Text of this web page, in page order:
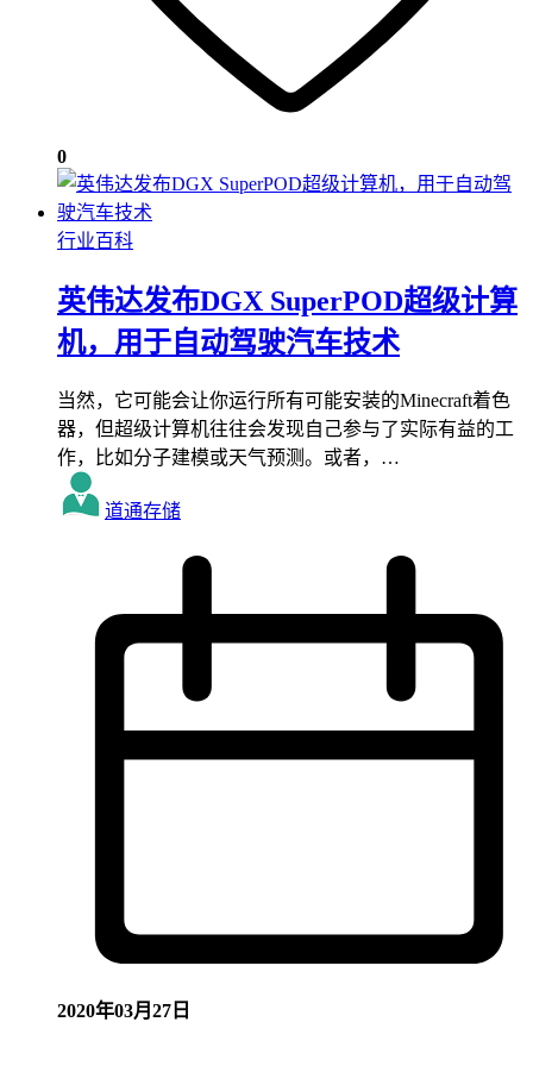
0
行业百科
英伟达发布DGX SuperPOD超级计算
机，用于自动驾驶汽车技术
当然，它可能会让你运行所有可能安装的Minecraft着色
器，但超级计算机往往会发现自己参与了实际有益的工
作，比如分子建模或天气预测。或者，…
道通存储
2020年03月27日